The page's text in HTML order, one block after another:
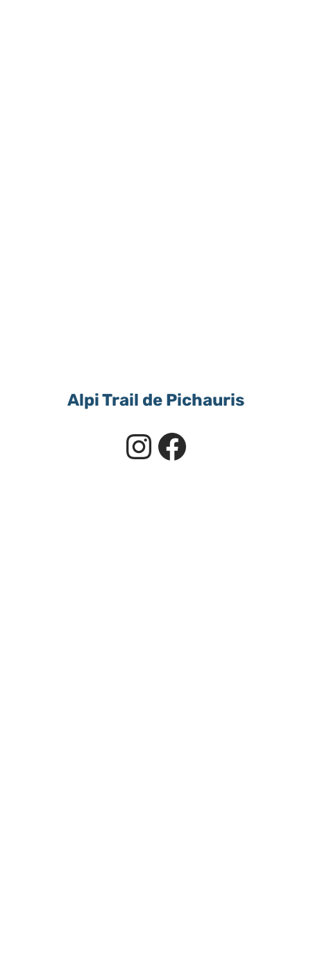
Alpi Trail de Pichauris
Instagram
Facebook